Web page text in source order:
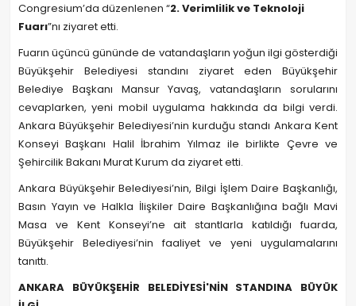
Congresium’da düzenlenen “2. Verimlilik ve Teknoloji
Fuarı”nı ziyaret etti.
Fuarın üçüncü gününde de vatandaşların yoğun ilgi gösterdiği
Büyükşehir Belediyesi standını ziyaret eden Büyükşehir
Belediye Başkanı Mansur Yavaş, vatandaşların sorularını
cevaplarken, yeni mobil uygulama hakkında da bilgi verdi.
Ankara Büyükşehir Belediyesi’nin kurduğu standı Ankara Kent
Konseyi Başkanı Halil İbrahim Yılmaz ile birlikte Çevre ve
Şehircilik Bakanı Murat Kurum da ziyaret etti.
Ankara Büyükşehir Belediyesi’nin, Bilgi İşlem Daire Başkanlığı,
Basın Yayın ve Halkla İlişkiler Daire Başkanlığına bağlı Mavi
Masa ve Kent Konseyi’ne ait stantlarla katıldığı fuarda,
Büyükşehir Belediyesi’nin faaliyet ve yeni uygulamalarını
tanıttı.
ANKARA BÜYÜKŞEHİR BELEDİYESİ'NİN STANDINA BÜYÜK